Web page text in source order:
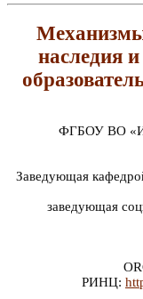
наследия
ФГБОУ ВО
Заведующая
заведующая
РИНЦ: